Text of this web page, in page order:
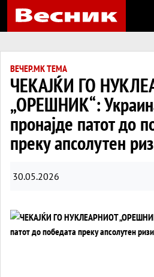
ВЕЧЕР.МК ТЕМА
ЧЕКАЈЌИ ГО
„ОРЕШНИК“:
пронајде патот до
преку апсолутен
30.05.2026